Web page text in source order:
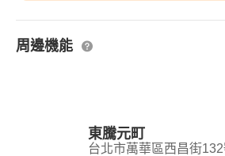
周邊機能
東騰元町
台北市萬華區西昌街